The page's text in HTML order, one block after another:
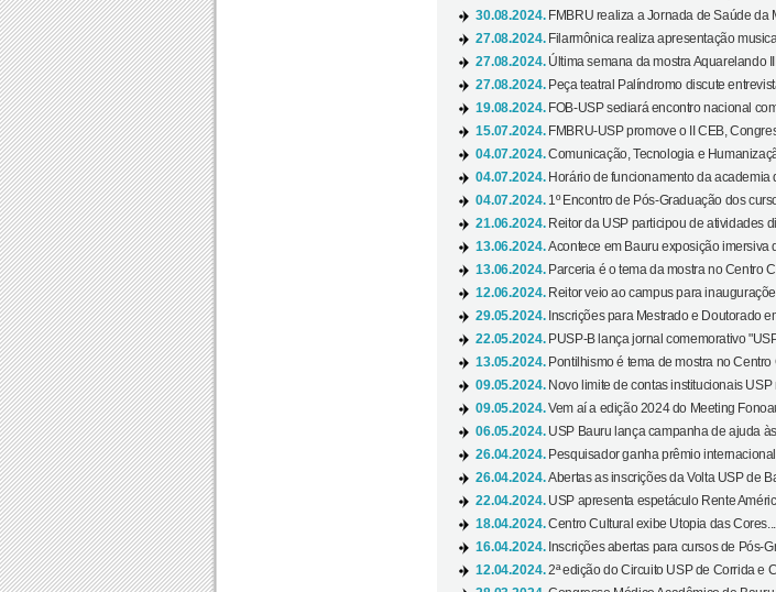
30.08.2024. FMBRU realiza a Jornada de Saúde da
27.08.2024. Filarmônica realiza apresentação
27.08.2024. Última semana da mostra Aquarelando
27.08.2024. Peça teatral Palíndromo discute
19.08.2024. FOB-USP sediará encontro nacional com
15.07.2024. FMBRU-USP promove o II CEB,
04.07.2024.Comunicação, Tecnologia e
04.07.2024. Horário de funcionamento da academia
04.07.2024. 1º Encontro de Pós-Graduação dos
21.06.2024. Reitor da USP participou de atividades
13.06.2024.Acontece em Bauru exposição imersiva
13.06.2024. Parceria é o tema da mostra no Centro
12.06.2024. Reitor veio ao campus para
29.05.2024. Inscrições para Mestrado e Doutorado
22.05.2024. PUSP-B lança jornal comemorativo "USP
13.05.2024. Pontilhismo é tema de mostra no Centro
09.05.2024. Novo limite de contas institucionais USP
09.05.2024.Vem aí a edição 2024 do Meeting
06.05.2024. USP Bauru lança campanha de ajuda às
26.04.2024. Pesquisador ganha prêmio
26.04.2024.Abertas as inscrições da Volta USP de
22.04.2024. USP apresenta espetáculo Rente
18.04.2024.Centro Cultural exibe Utopia das Cores...
16.04.2024. Inscrições abertas para cursos de Pós-
12.04.2024.2ª edição do Circuito USP de Corrida e